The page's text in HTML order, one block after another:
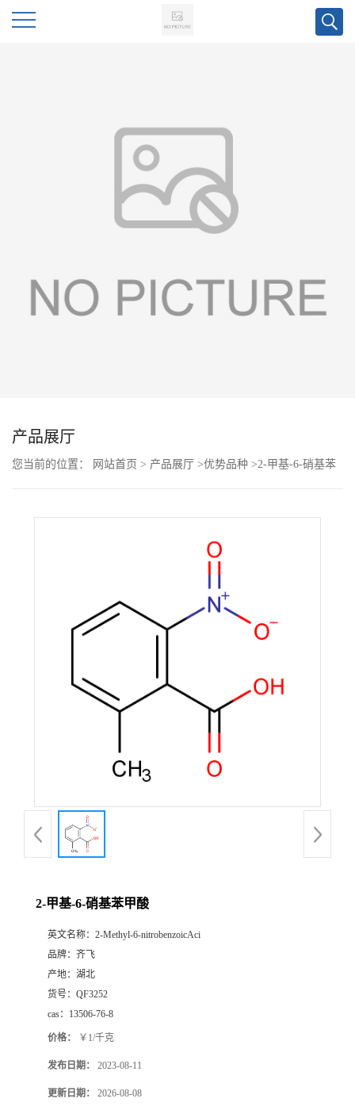
动
联
系
产品展厅
您当前的位置： 网站首页 > 产品展厅 >优势品种 >2-甲基-6-硝基苯
2-甲基-6-硝基苯甲酸
英文名称： 2-Methyl-6-nitrobenzoicAci
品牌： 齐飞
产地： 湖北
货号： QF3252
cas： 13506-76-8
价格： ￥1/千克
发布日期： 2023-08-11
更新日期： 2026-08-08